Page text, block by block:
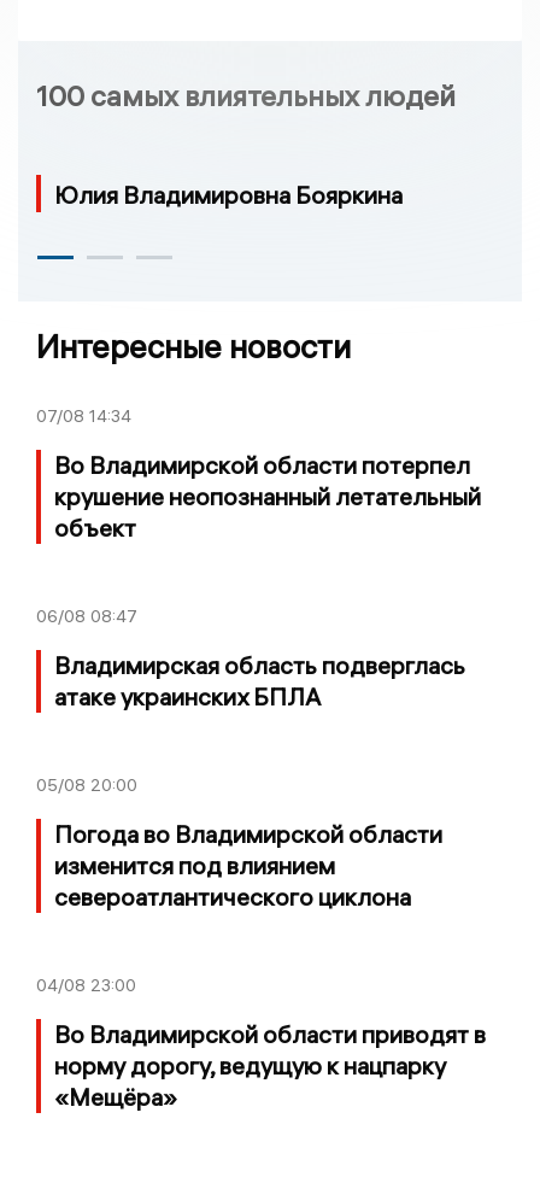
100 самых влиятельных людей
Юлия Владимировна Бояркина
Интересные новости
07/08 14:34
Во Владимирской области потерпел
крушение неопознанный летательный
объект
06/08 08:47
Владимирская область подверглась
атаке украинских БПЛА
05/08 20:00
Погода во Владимирской области
изменится под влиянием
североатлантического циклона
04/08 23:00
Во Владимирской области приводят в
норму дорогу, ведущую к нацпарку
«Мещёра»